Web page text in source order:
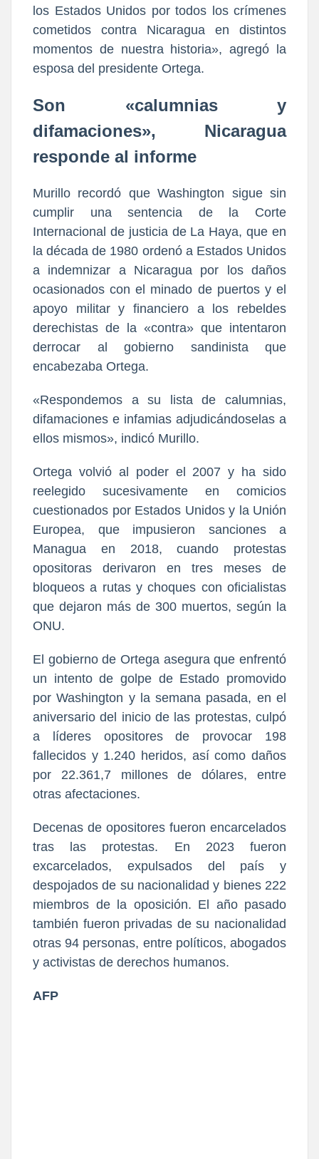
los Estados Unidos por todos los crímenes
cometidos contra Nicaragua en distintos
momentos de nuestra historia», agregó la
esposa del presidente Ortega.
Son «calumnias y
difamaciones», Nicaragua
responde al informe
Murillo recordó que Washington sigue sin
cumplir una sentencia de la Corte
Internacional de justicia de La Haya, que en
la década de 1980 ordenó a Estados Unidos
a indemnizar a Nicaragua por los daños
ocasionados con el minado de puertos y el
apoyo militar y financiero a los rebeldes
derechistas de la «contra» que intentaron
derrocar al gobierno sandinista que
encabezaba Ortega.
«Respondemos a su lista de calumnias,
difamaciones e infamias adjudicándoselas a
ellos mismos», indicó Murillo.
Ortega volvió al poder el 2007 y ha sido
reelegido sucesivamente en comicios
cuestionados por Estados Unidos y la Unión
Europea, que impusieron sanciones a
Managua en 2018, cuando protestas
opositoras derivaron en tres meses de
bloqueos a rutas y choques con oficialistas
que dejaron más de 300 muertos, según la
ONU.
El gobierno de Ortega asegura que enfrentó
un intento de golpe de Estado promovido
por Washington y la semana pasada, en el
aniversario del inicio de las protestas, culpó
a líderes opositores de provocar 198
fallecidos y 1.240 heridos, así como daños
por 22.361,7 millones de dólares, entre
otras afectaciones.
Decenas de opositores fueron encarcelados
tras las protestas. En 2023 fueron
excarcelados, expulsados del país y
despojados de su nacionalidad y bienes 222
miembros de la oposición. El año pasado
también fueron privadas de su nacionalidad
otras 94 personas, entre políticos, abogados
y activistas de derechos humanos.
AFP